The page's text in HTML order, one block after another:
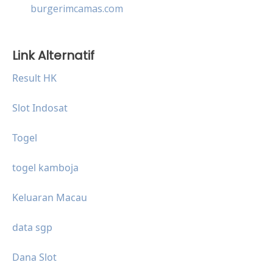
burgerimcamas.com
Link Alternatif
Result HK
Slot Indosat
Togel
togel kamboja
Keluaran Macau
data sgp
Dana Slot